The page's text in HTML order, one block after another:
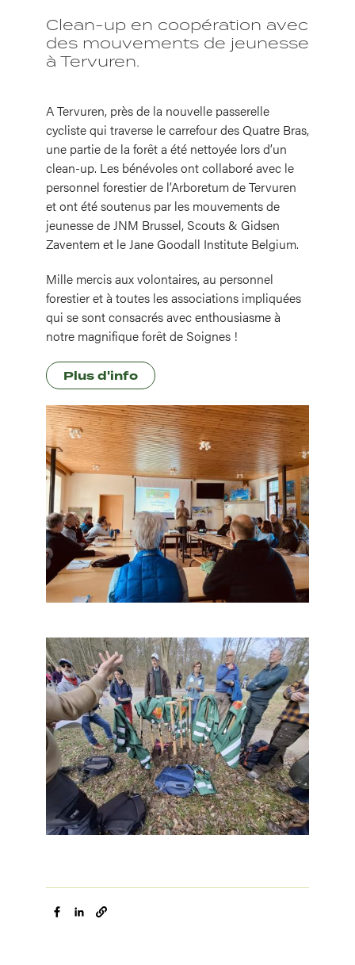
Clean-up en coopération avec
des mouvements de jeunesse
à Tervuren.
A Tervuren, près de la nouvelle passerelle
cycliste qui traverse le carrefour des Quatre Bras,
une partie de la forêt a été nettoyée lors d’un
clean-up. Les bénévoles ont collaboré avec le
personnel forestier de l’Arboretum de Tervuren
et ont été soutenus par les mouvements de
jeunesse de JNM Brussel, Scouts & Gidsen
Zaventem et le Jane Goodall Institute Belgium.
Mille mercis aux volontaires, au personnel
forestier et à toutes les associations impliquées
qui se sont consacrés avec enthousiasme à
notre magnifique forêt de Soignes !
Plus d'info
Image
Image